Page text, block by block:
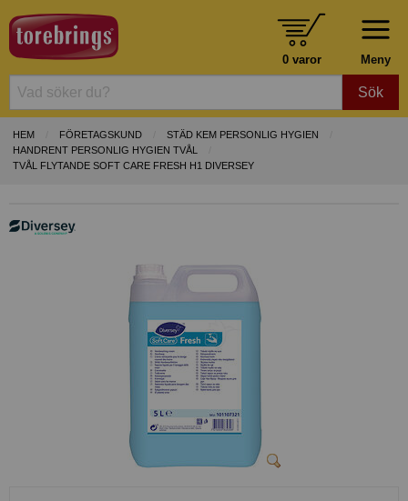
Meny
0 varor
Sök
HEM FÖRETAGSKUND
STÄD KEM PERSONLIG HYGIEN
HANDRENT PERSONLIG HYGIEN TVÅL
TVÅL FLYTANDE SOFT CARE FRESH H1 DIVERSEY